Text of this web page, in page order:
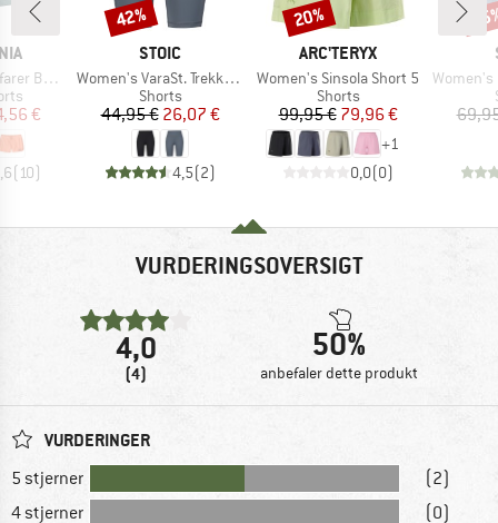
pris
€
(10)
MÆRKE
STOIC
Artikel
Women's VaraSt. Trekking Short Tights
Produktgruppe
Shorts
Pris
44,95 €Nedsat pris
26,07 €
4,5(2)
Rabat
42%
MÆRKE
ARC'TERYX
Artikel
Women's Sinsola Short 5
Produktgruppe
Shorts
Pris
99,95 €Nedsat pris
79,96 €
+1
0,0(0)
Rabat
20%
Artikel
Women's
VURDERINGSOVERSIGT
4,0
(4)
50%
anbefaler dette produkt
VURDERINGER
5 stjerner
(2)
4 stjerner
(0)